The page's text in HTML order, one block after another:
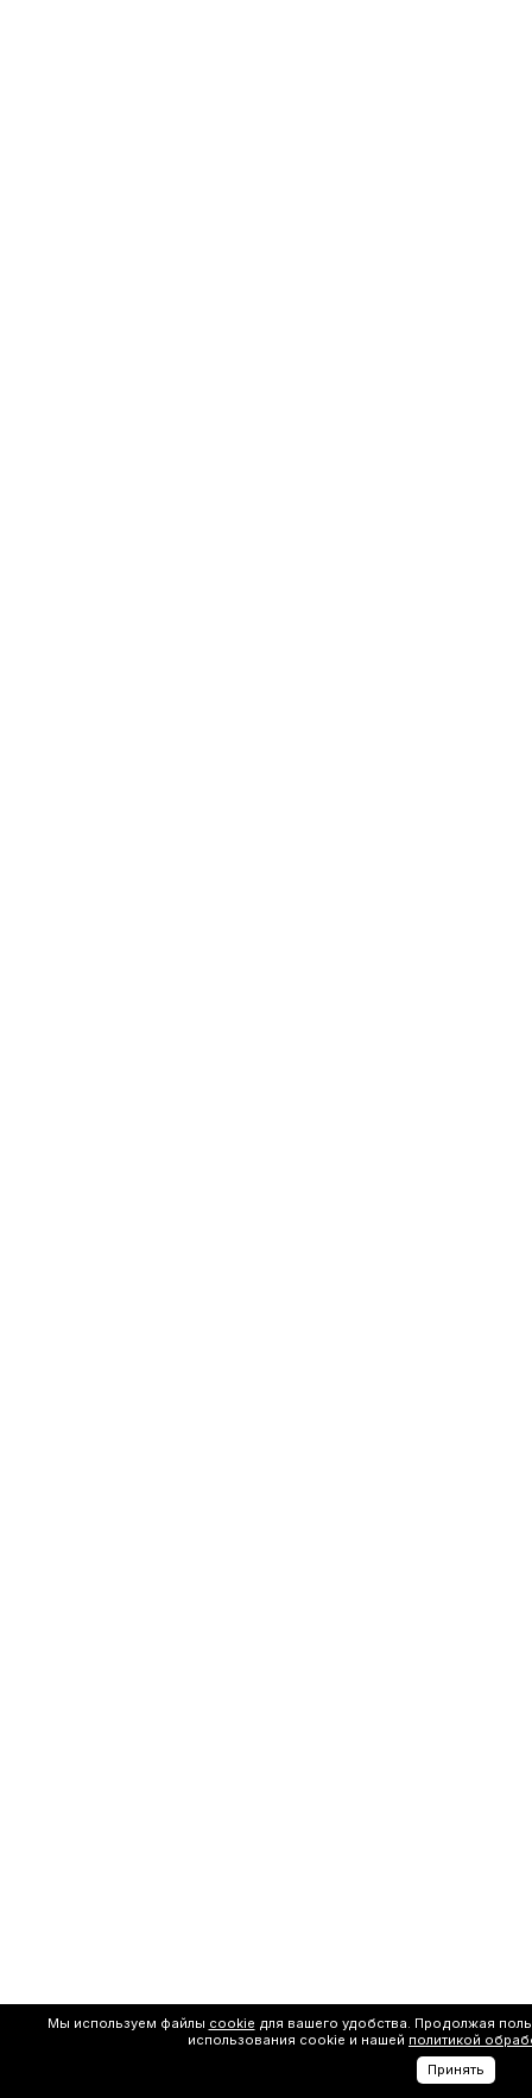
Мы используем файлы cookie для вашего удобства. Продолжая
использования cookie и нашей политикой
Принять